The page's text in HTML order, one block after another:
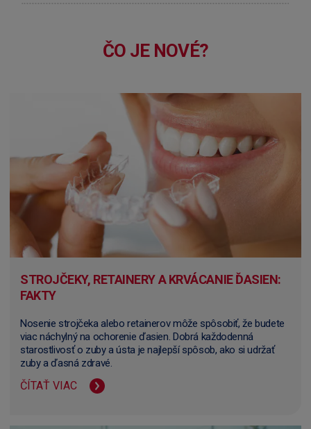
ČO JE NOVÉ?
STROJČEKY, RETAINERY A KRVÁCANIE ĎASIEN:
FAKTY
Nosenie strojčeka alebo retainerov môže spôsobiť, že budete
viac náchylný na ochorenie ďasien. Dobrá každodenná
starostlivosť o zuby a ústa je najlepší spôsob, ako si udržať
zuby a ďasná zdravé.
ČÍTAŤ VIAC